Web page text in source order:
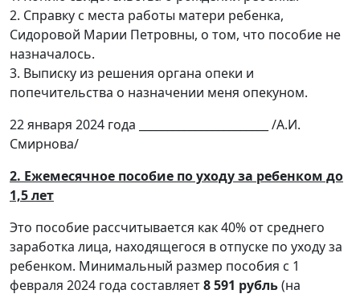
2. Справку с места работы матери ребенка,
Сидоровой Марии Петровны, о том, что пособие не
назначалось.
3. Выписку из решения органа опеки и
попечительства о назначении меня опекуном.
22 января 2024 года _______________________ /А.И.
Смирнова/
2. Ежемесячное пособие по уходу за ребенком до
1,5 лет
Это пособие рассчитывается как 40% от среднего
заработка лица, находящегося в отпуске по уходу за
ребенком. Минимальный размер пособия с 1
февраля 2024 года составляет8 591 рубль(на